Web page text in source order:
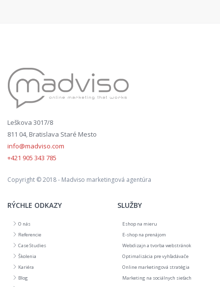
Leškova 3017/8
811 04, Bratislava Staré Mesto
info@madviso.com
+421 905 343 785
Copyright © 2018 - Madviso marketingová agentúra
RÝCHLE ODKAZY
O nás
Referencie
Case Studies
Školenia
Kariéra
Blog
SLUŽBY
Eshop na mieru
E-shop na prenájom
Webdizajn a tvorba webstránok
Optimalizácia pre vyhľadávače
Online marketingová stratégia
Marketing na sociálnych sieťach